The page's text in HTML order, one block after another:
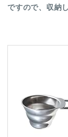
ですので、収納